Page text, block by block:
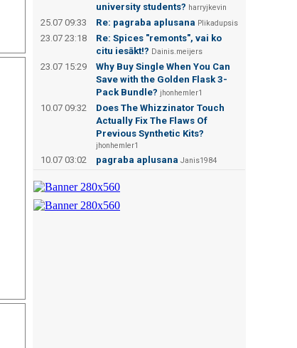
university students? harryjkevin
25.07 09:33 Re: pagraba aplusana Plikadupsis
23.07 23:18
Re: Spices "remonts", vai ko
citu iesākt!? Dainis.meijers
23.07 15:29
Why Buy Single When You Can
Save with the Golden Flask 3-
Pack Bundle? jhonhemler1
10.07 09:32
Does The Whizzinator Touch
Actually Fix The Flaws Of
Previous Synthetic Kits?
jhonhemler1
10.07 03:02 pagraba aplusana Janis1984